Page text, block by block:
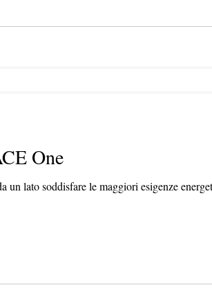
One
lato soddisfare le maggiori esigenze